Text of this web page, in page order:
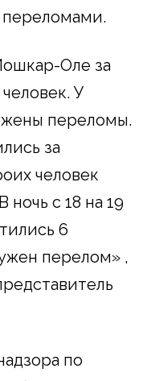
переломами.
Оле за
У
переломы.
за
человек
с 18 на 19
6
перелом» ,
по